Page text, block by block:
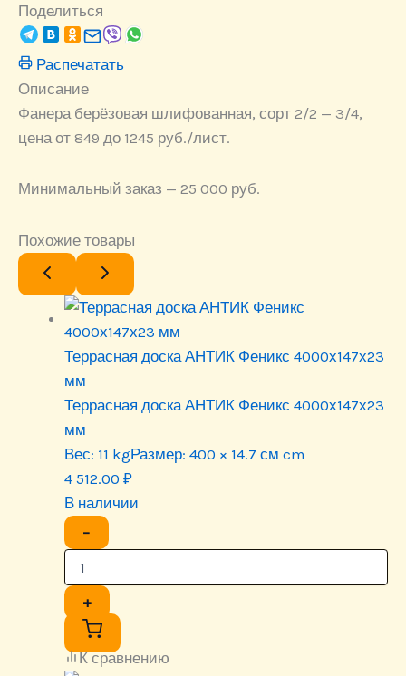
Поделиться
Распечатать
Описание
Фанера берёзовая шлифованная, сорт 2/2 — 3/4,
цена от 849 до 1245 руб./лист.
Минимальный заказ — 25 000 руб.
Похожие товары
Террасная доска АНТИК Феникс 4000х147х23
мм
Террасная доска АНТИК Феникс 4000х147х23
мм
Вес: 11 kgРазмер: 400 × 14.7 см cm
4 512.00 ₽
В наличии
−
+
К сравнению